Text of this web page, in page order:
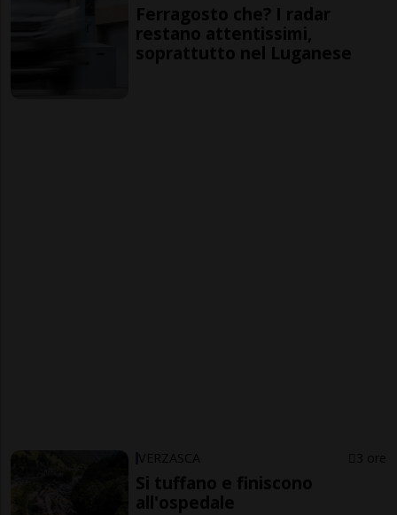
Ferragosto che? I radar
restano attentissimi,
soprattutto nel Luganese
VERZASCA 3 ore
Si tuffano e finiscono
all'ospedale